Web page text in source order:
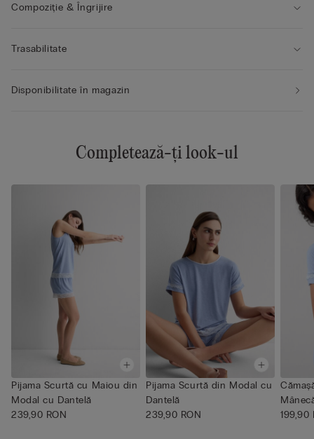
Compoziție & Îngrijire
Trasabilitate
Disponibilitate în magazin
Completează-ți look-ul
Pijama Scurtă cu Maiou din
Modal cu Dantelă
239,90 RON
Pijama Scurtă din Modal cu
Dantelă
239,90 RON
din D...
199,90